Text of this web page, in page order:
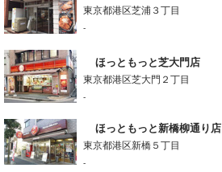
東京都港区芝浦３丁目
-
ほっともっと芝大門店
東京都港区芝大門２丁目
-
ほっともっと新橋柳通り店
東京都港区新橋５丁目
-